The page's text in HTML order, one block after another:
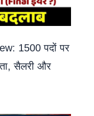
1500 पदों पर
सैलरी और